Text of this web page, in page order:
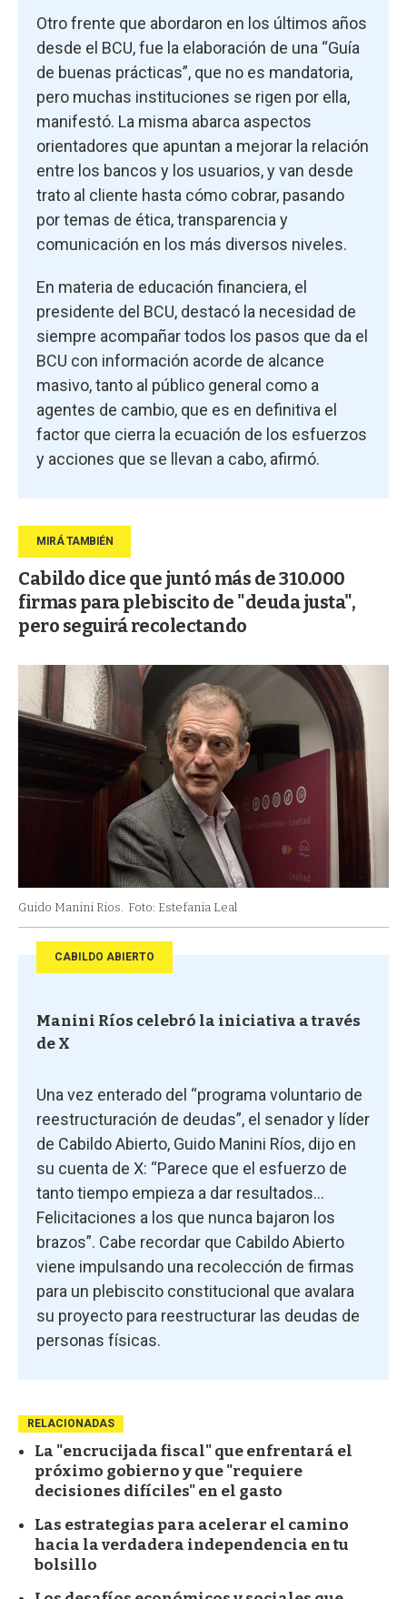
Otro frente que abordaron en los últimos años
desde el BCU, fue la elaboración de una “Guía
de buenas prácticas”, que no es mandatoria,
pero muchas instituciones se rigen por ella,
manifestó. La misma abarca aspectos
orientadores que apuntan a mejorar la relación
entre los bancos y los usuarios, y van desde
trato al cliente hasta cómo cobrar, pasando
por temas de ética, transparencia y
comunicación en los más diversos niveles.
En materia de educación financiera, el
presidente del BCU, destacó la necesidad de
siempre acompañar todos los pasos que da el
BCU con información acorde de alcance
masivo, tanto al público general como a
agentes de cambio, que es en definitiva el
factor que cierra la ecuación de los esfuerzos
y acciones que se llevan a cabo, afirmó.
Cabildo dice que juntó más de 310.000
firmas para plebiscito de "deuda justa",
pero seguirá recolectando
Guido Manini Rios. Foto: Estefania Leal
CABILDO ABIERTO
Manini Ríos celebró la iniciativa a través
de X
Una vez enterado del “programa voluntario de
reestructuración de deudas”, el senador y líder
de Cabildo Abierto, Guido Manini Ríos, dijo en
su cuenta de X: “Parece que el esfuerzo de
tanto tiempo empieza a dar resultados...
Felicitaciones a los que nunca bajaron los
brazos”. Cabe recordar que Cabildo Abierto
viene impulsando una recolección de firmas
para un plebiscito constitucional que avalara
su proyecto para reestructurar las deudas de
personas físicas.
RELACIONADAS
La "encrucijada fiscal" que enfrentará el
próximo gobierno y que "requiere
decisiones difíciles" en el gasto
Las estrategias para acelerar el camino
hacia la verdadera independencia en tu
bolsillo